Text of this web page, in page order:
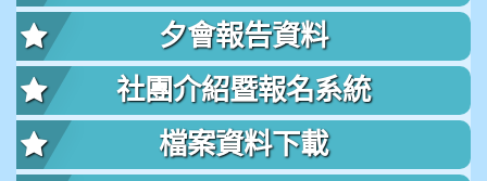
夕會報告資料
社團介紹暨報名系統
檔案資料下載